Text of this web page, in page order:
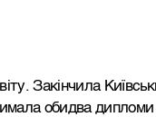
Закінчила
обидва дипломи